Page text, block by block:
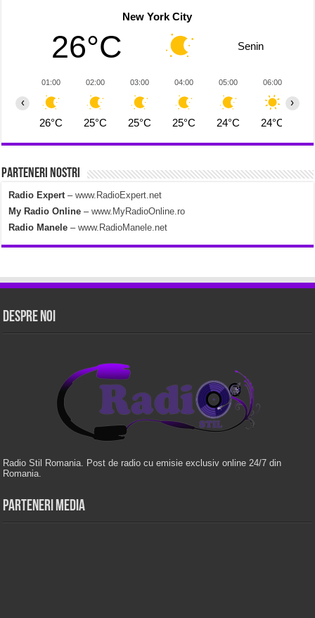
New York City
26°C Senin
01:00
26°C
02:00
25°C
03:00
25°C
04:00
25°C
05:00
24°C
06:00
24°C
‹ ›
Parteneri Nostri
Radio Expert –www.RadioExpert.net
My Radio Online –www.MyRadioOnline.ro
Radio Manele–www.RadioManele.net
Despre Noi
Radio Stil Romania. Post de radio cu emisie exclusiv online 24/7 din
Romania.
Parteneri Media